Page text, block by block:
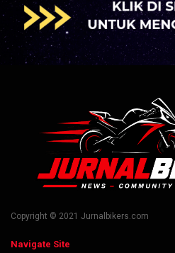
Copyright © 2021 Jurnalbikers.com
Navigate Site